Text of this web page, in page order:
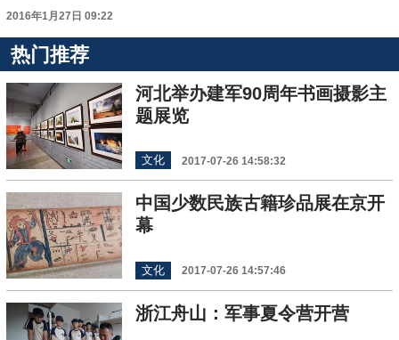
2016年1月27日 09:22
热门推荐
河北举办建军90周年书画摄影主
题展览
文化 2017-07-26 14:58:32
中国少数民族古籍珍品展在京开
幕
文化 2017-07-26 14:57:46
浙江舟山：军事夏令营开营